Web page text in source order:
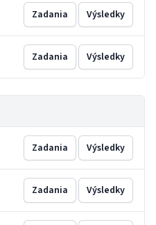
Zadania Výsledky
Zadania Výsledky
Zadania Výsledky
Zadania Výsledky